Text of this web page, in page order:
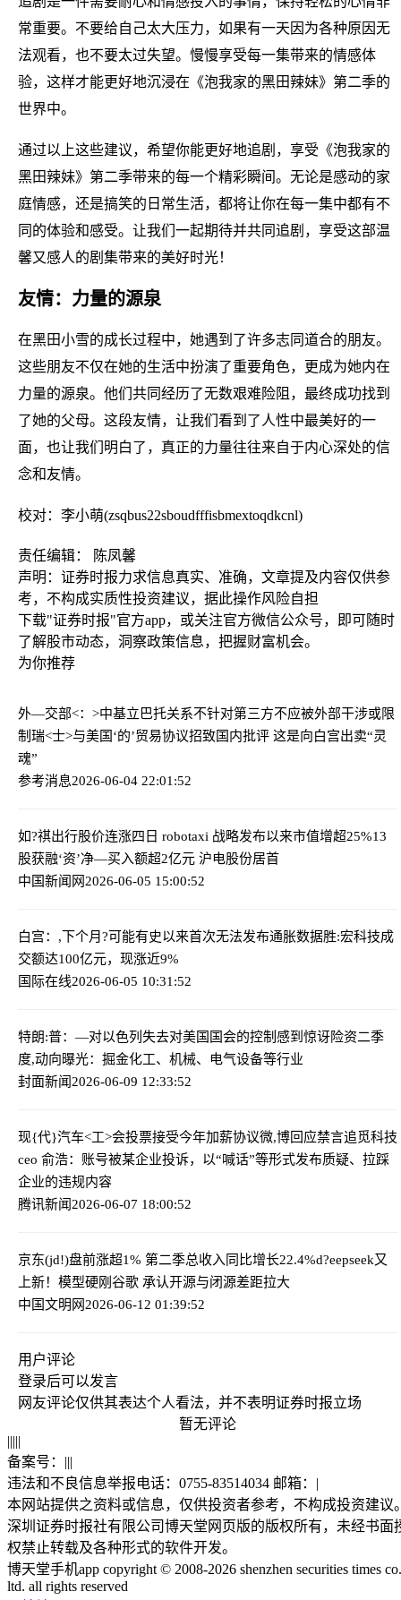
常重要。不要给自己太大压力，如果有一天因为各种原因无
法观看，也不要太过失望。慢慢享受每一集带来的情感体
验，这样才能更好地沉浸在《泡我家的黑田辣妹》第二季的
世界中。
通过以上这些建议，希望你能更好地追剧，享受《泡我家的
黑田辣妹》第二季带来的每一个精彩瞬间。无论是感动的家
庭情感，还是搞笑的日常生活，都将让你在每一集中都有不
同的体验和感受。让我们一起期待并共同追剧，享受这部温
馨又感人的剧集带来的美好时光！
友情：力量的源泉
在黑田小雪的成长过程中，她遇到了许多志同道合的朋友。
这些朋友不仅在她的生活中扮演了重要角色，更成为她内在
力量的源泉。他们共同经历了无数艰难险阻，最终成功找到
了她的父母。这段友情，让我们看到了人性中最美好的一
面，也让我们明白了，真正的力量往往来自于内心深处的信
念和友情。
校对：李小萌(zsqbus22sboudfffisbmextoqdkcnl)
责任编辑： 陈凤馨
声明：证券时报力求信息真实、准确，文章提及内容仅供参
考，不构成实质性投资建议，据此操作风险自担
下载"证券时报"官方app，或关注官方微信公众号，即可随时
了解股市动态，洞察政策信息，把握财富机会。
为你推荐
外—交部<：>中基立巴托关系不针对第三方不应被外部干涉或限
制瑞<士>与美国‘的’贸易协议招致国内批评 这是向白宫出卖“灵
魂”
参考消息2026-06-04 22:01:52
如?祺出行股价连涨四日 robotaxi 战略发布以来市值增超25%13
股获融‘资’净—买入额超2亿元 沪电股份居首
中国新闻网2026-06-05 15:00:52
白宫：,下个月?可能有史以来首次无法发布通胀数据胜:宏科技成
交额达100亿元，现涨近9%
国际在线2026-06-05 10:31:52
特朗:普：—对以色列失去对美国国会的控制感到惊讶险资二季
度,动向曝光：掘金化工、机械、电气设备等行业
封面新闻2026-06-09 12:33:52
现{代}汽车<工>会投票接受今年加薪协议微,博回应禁言追觅科技
ceo 俞浩：账号被某企业投诉，以“喊话”等形式发布质疑、拉踩
企业的违规内容
腾讯新闻2026-06-07 18:00:52
京东(jd!)盘前涨超1% 第二季总收入同比增长22.4%d?eepseek又
上新！模型硬刚谷歌 承认开源与闭源差距拉大
中国文明网2026-06-12 01:39:52
用户评论
登录后可以发言
网友评论仅供其表达个人看法，并不表明证券时报立场
暂无评论
|||||
备案号： |||
违法和不良信息举报电话：0755-83514034 邮箱： |
本网站提供之资料或信息，仅供投资者参考，不构成投资建议
深圳证券时报社有限公司博天堂网页版的版权所有，未经书面
权禁止转载及各种形式的软件开发。
博天堂手机app copyright © 2008-2026 shenzhen securities times
ltd. all rights reserved